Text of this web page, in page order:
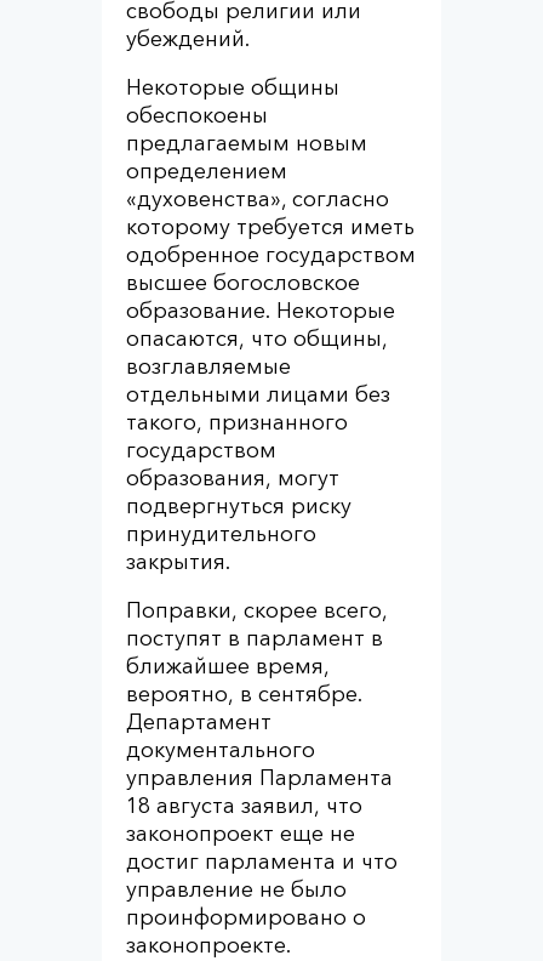
свободы религии или
убеждений.
Некоторые общины
обеспокоены
предлагаемым новым
определением
«духовенства», согласно
которому требуется иметь
одобренное государством
высшее богословское
образование. Некоторые
опасаются, что общины,
возглавляемые
отдельными лицами без
такого, признанного
государством
образования, могут
подвергнуться риску
принудительного
закрытия.
Поправки, скорее всего,
поступят в парламент в
ближайшее время,
вероятно, в сентябре.
Департамент
документального
управления Парламента
18 августа заявил, что
законопроект еще не
достиг парламента и что
управление не было
проинформировано о
законопроекте.